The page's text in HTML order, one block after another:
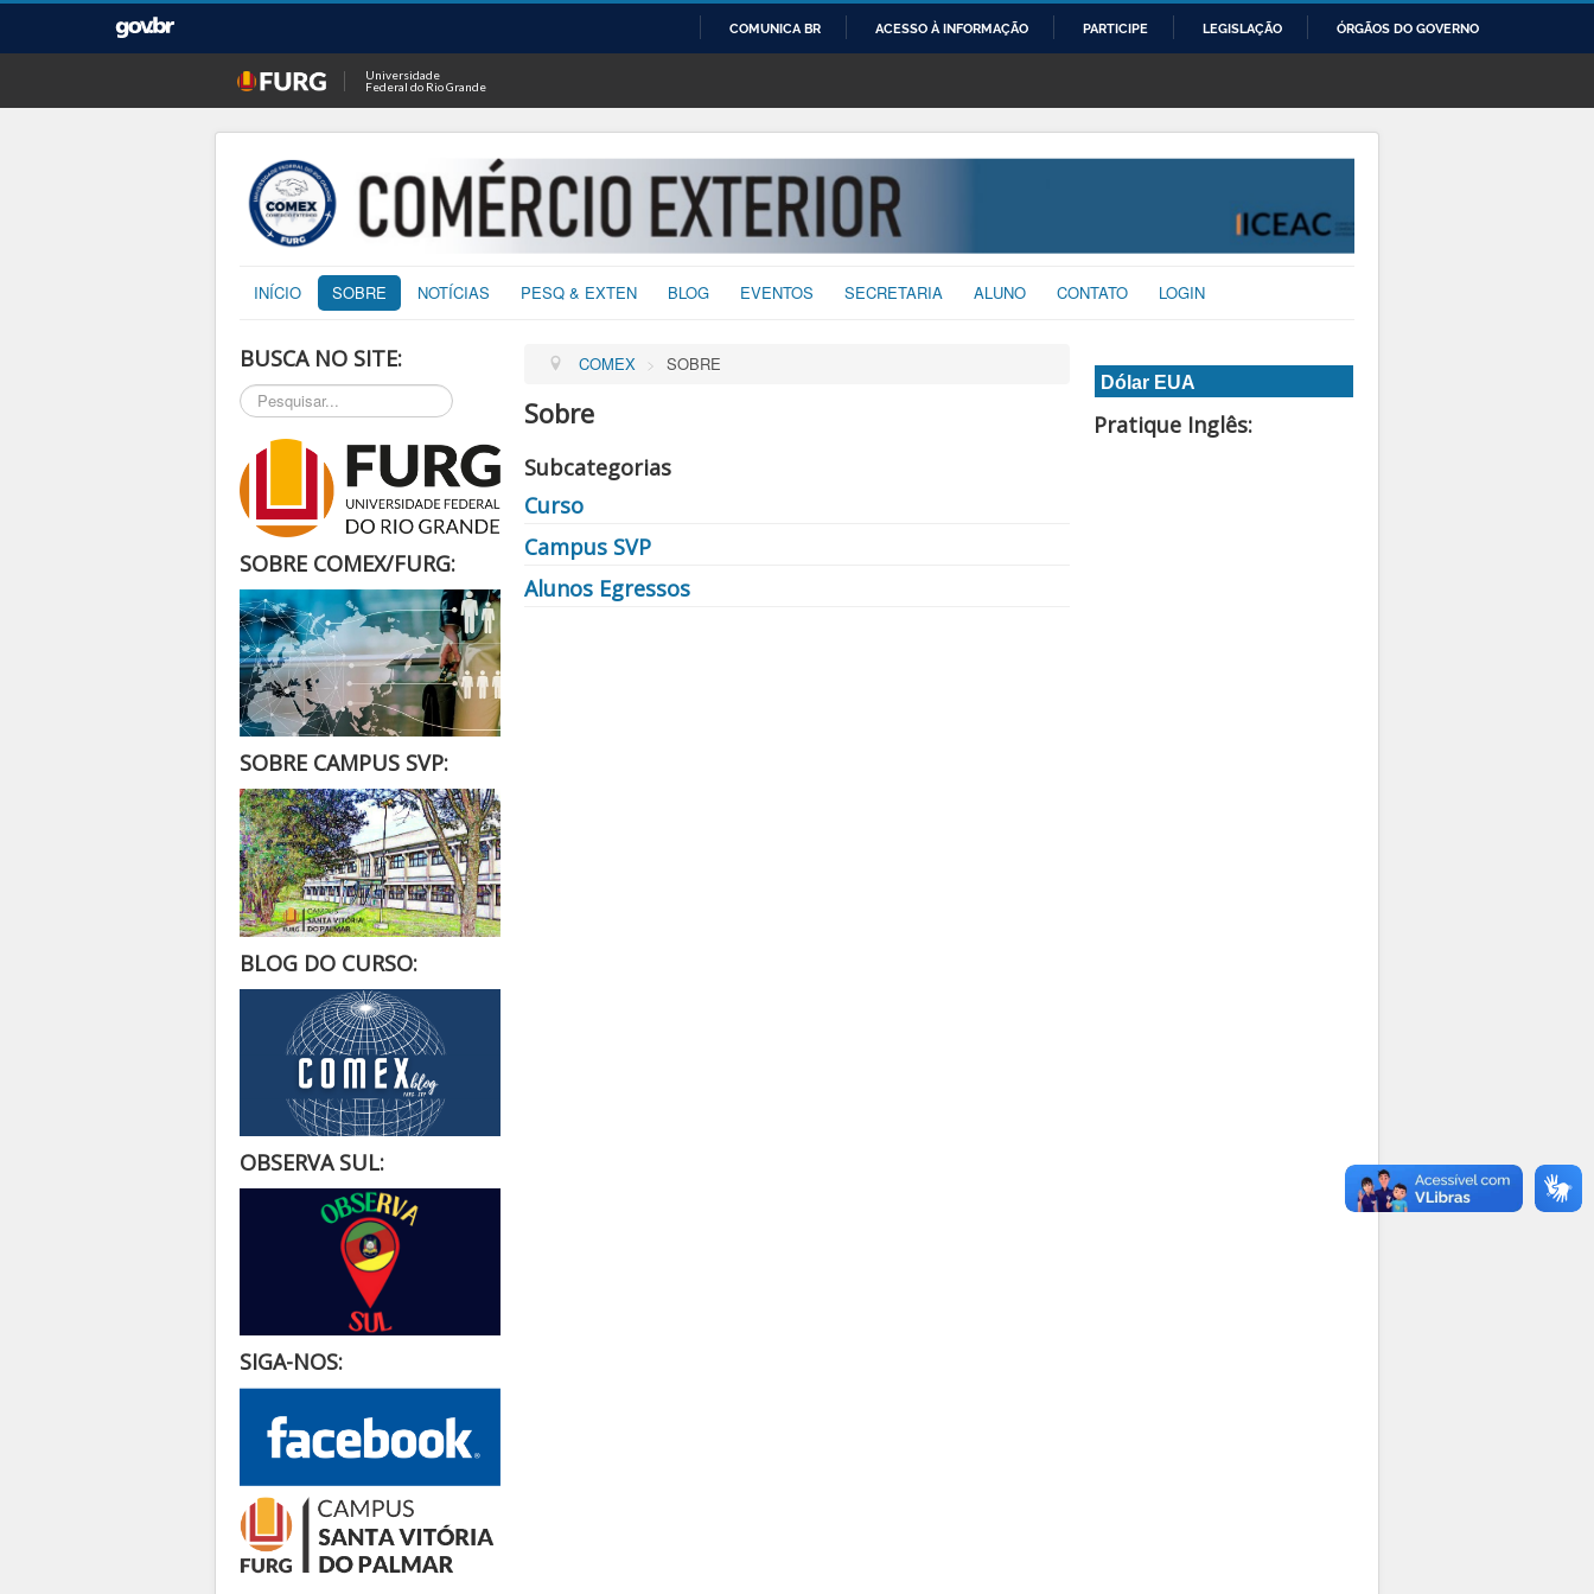
O
CONTEÚDO
COMUNICA BR ACESSO À INFORMAÇÃO PARTICIPE LEGISLAÇÃO ÓRGÃOS DO GOVERNO
Universidade
Federal do Rio Grande
INÍCIO SOBRE NOTÍCIAS PESQ & EXTEN BLOG EVENTOS SECRETARIA ALUNO CONTATO LOGIN
BUSCA NO SITE:
Pesquisar...
SOBRE COMEX/FURG:
SOBRE CAMPUS SVP:
BLOG DO CURSO:
OBSERVA SUL:
SIGA-NOS:
COMEX > SOBRE
Sobre
Subcategorias
Curso
Campus SVP
Alunos Egressos
Dólar EUA
Pratique Inglês: